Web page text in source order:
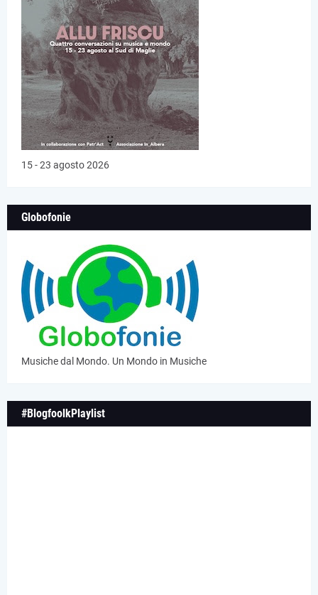
15 - 23 agosto 2026
Globofonie
Musiche dal Mondo. Un Mondo in Musiche
#BlogfoolkPlaylist